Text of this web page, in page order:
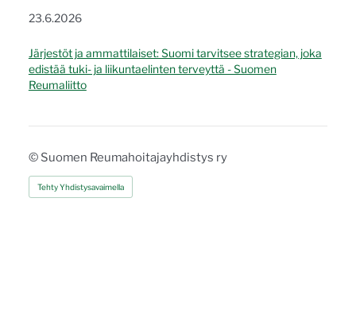
23.6.2026
Järjestöt ja ammattilaiset: Suomi tarvitsee strategian, joka
edistää tuki- ja liikuntaelinten terveyttä - Suomen
Reumaliitto
© Suomen Reumahoitajayhdistys ry
Tehty Yhdistysavaimella